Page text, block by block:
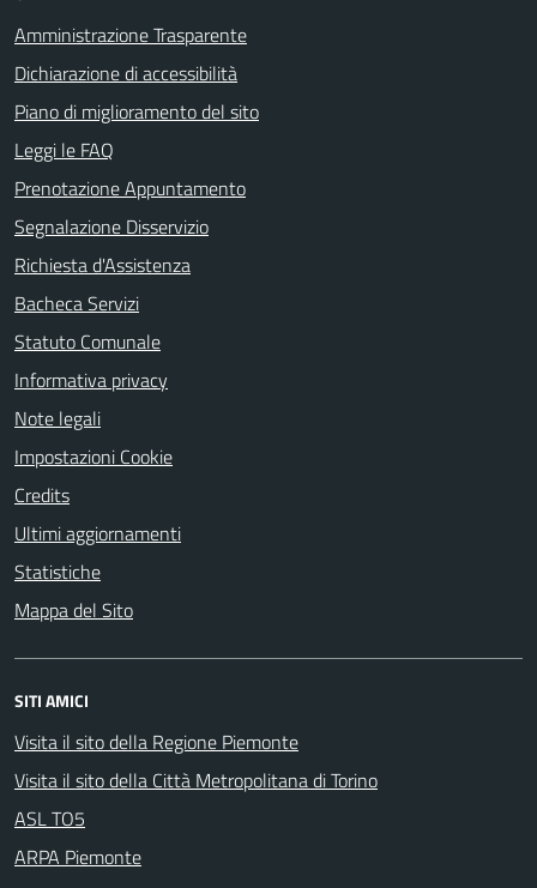
Amministrazione Trasparente
Dichiarazione di accessibilità
Piano di miglioramento del sito
Leggi le FAQ
Prenotazione Appuntamento
Segnalazione Disservizio
Richiesta d'Assistenza
Bacheca Servizi
Statuto Comunale
Informativa privacy
Note legali
Impostazioni Cookie
Credits
Ultimi aggiornamenti
Statistiche
Mappa del Sito
SITI AMICI
Visita il sito della Regione Piemonte
Visita il sito della Città Metropolitana di Torino
ASL TO5
ARPA Piemonte